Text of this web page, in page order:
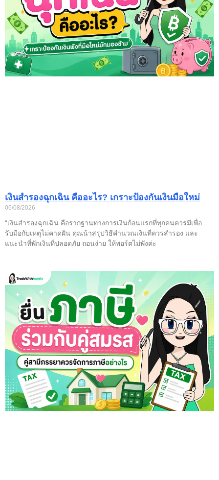
เงินสำรองฉุกเฉิน คืออะไร? เกราะป้องกันเงินมือใหม่
06/08/2026
“เงินสำรองฉุกเฉิน คือรากฐานทางการเงินก้อนแรกที่ทุกคนควรมีเพื่อ
รับมือกับเหตุไม่คาดฝัน คุณน้าสรุปวิธีคำนวณเงินที่ควรสำรอง และ
แนะนำที่พักเงินที่ปลอดภัย ถอนง่าย ให้พอร์ตไม่พังค่ะ